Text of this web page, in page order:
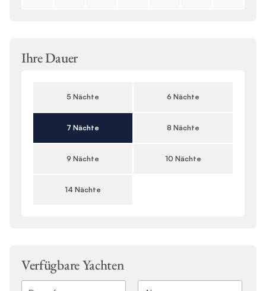
Ihre Dauer
5 Nächte 6 Nächte
7 Nächte 8 Nächte
9 Nächte 10 Nächte
14 Nächte
Verfügbare Yachten